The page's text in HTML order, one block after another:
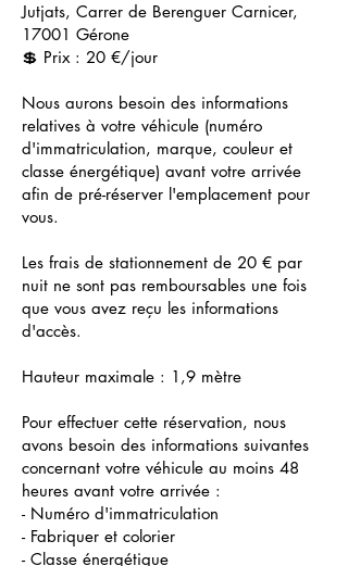
Jutjats, Carrer de Berenguer Carnicer,
17001 Gérone
💲 Prix : 20 €/jour
Nous aurons besoin des informations
relatives à votre véhicule (numéro
d'immatriculation, marque, couleur et
classe énergétique) avant votre arrivée
afin de pré-réserver l'emplacement pour
vous.
Les frais de stationnement de 20 € par
nuit ne sont pas remboursables une fois
que vous avez reçu les informations
d'accès.
Hauteur maximale : 1,9 mètre
Pour effectuer cette réservation, nous
avons besoin des informations suivantes
concernant votre véhicule au moins 48
heures avant votre arrivée :
- Numéro d'immatriculation
- Fabriquer et colorier
- Classe énergétique